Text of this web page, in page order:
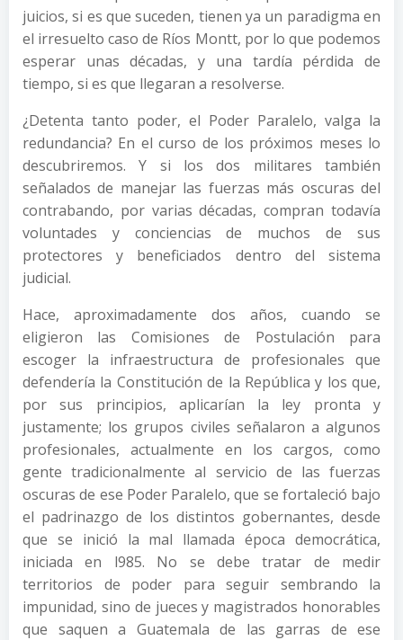
juicios, si es que suceden, tienen ya un paradigma en
el irresuelto caso de Ríos Montt, por lo que podemos
esperar unas décadas, y una tardía pérdida de
tiempo, si es que llegaran a resolverse.
¿Detenta tanto poder, el Poder Paralelo, valga la
redundancia? En el curso de los próximos meses lo
descubriremos. Y si los dos militares también
señalados de manejar las fuerzas más oscuras del
contrabando, por varias décadas, compran todavía
voluntades y conciencias de muchos de sus
protectores y beneficiados dentro del sistema
judicial.
Hace, aproximadamente dos años, cuando se
eligieron las Comisiones de Postulación para
escoger la infraestructura de profesionales que
defendería la Constitución de la República y los que,
por sus principios, aplicarían la ley pronta y
justamente; los grupos civiles señalaron a algunos
profesionales, actualmente en los cargos, como
gente tradicionalmente al servicio de las fuerzas
oscuras de ese Poder Paralelo, que se fortaleció bajo
el padrinazgo de los distintos gobernantes, desde
que se inició la mal llamada época democrática,
iniciada en l985. No se debe tratar de medir
territorios de poder para seguir sembrando la
impunidad, sino de jueces y magistrados honorables
que saquen a Guatemala de las garras de ese